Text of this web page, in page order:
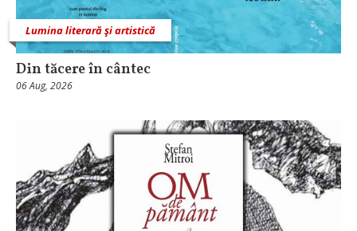
Lumina literară şi artistică
Din tăcere în cântec
06 Aug, 2026